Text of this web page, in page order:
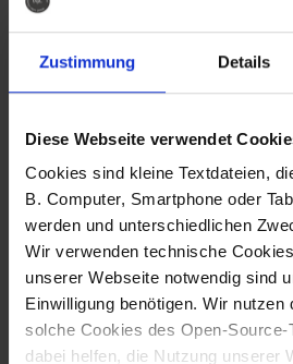
Zustimmung Details
Diese Webseite verwendet
Cookies sind kleine Textdateien,
B. Computer, Smartphone oder
werden und unterschiedlichen
Wir verwenden technische
unserer Webseite notwendig sind
Einwilligung benötigen. Wir nutzen
solche Cookies des Open-Source-
dabei helfen, die Nutzung unserer
Fotografo: Lorenz
Sternbach
Download